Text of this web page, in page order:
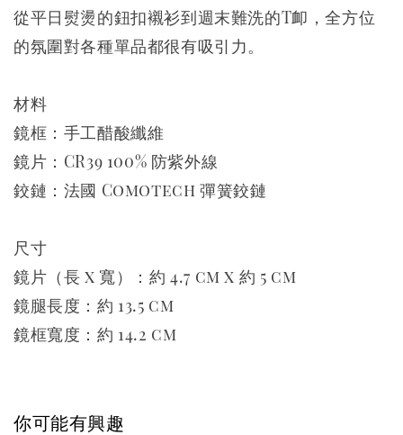
從平日熨燙的鈕扣襯衫到週末難洗的T卹，全方位
的氛圍對各種單品都很有吸引力。
材料
鏡框：手工醋酸纖維
鏡片：CR39 100% 防紫外線
鉸鏈：法國 Comotech 彈簧鉸鏈
尺寸
鏡片（長 x 寬）：約 4.7 cm x 約 5 cm
鏡腿長度：約 13.5 cm
鏡框寬度：約 14.2 cm
你可能有興趣